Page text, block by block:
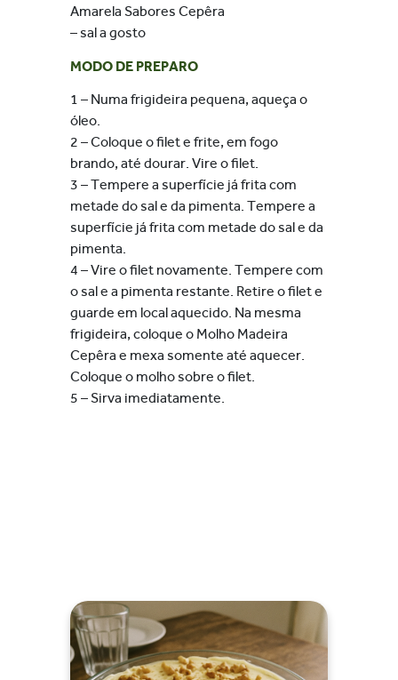
Amarela Sabores Cepêra
– sal a gosto
MODO DE PREPARO
1 – Numa frigideira pequena, aqueça o
óleo.
2 – Coloque o filet e frite, em fogo
brando, até dourar. Vire o filet.
3 – Tempere a superfície já frita com
metade do sal e da pimenta. Tempere a
superfície já frita com metade do sal e da
pimenta.
4 – Vire o filet novamente. Tempere com
o sal e a pimenta restante. Retire o filet e
guarde em local aquecido. Na mesma
frigideira, coloque o Molho Madeira
Cepêra e mexa somente até aquecer.
Coloque o molho sobre o filet.
5 – Sirva imediatamente.